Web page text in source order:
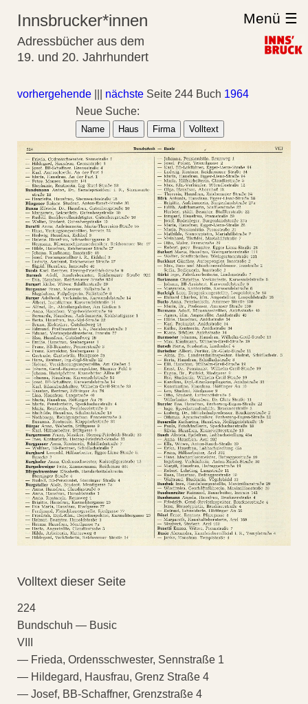
Innsbrucker*innen
Adressbücher aus dem
19. und 20. Jahrhundert
Menü ☰
vorhergehende nächste Seite 244 Buch 1964
Neue Suche:
Name Haus Firma Volltext
Volltext dieser Seite
224
Bundschuh — Busic
VIII
— Frieda, Ordensschwester, Sennstraße 1
— Hildegard, Hausfrau, Grenz Straße 4
— Josef, BB-Schaffner, Grenzstraße 4